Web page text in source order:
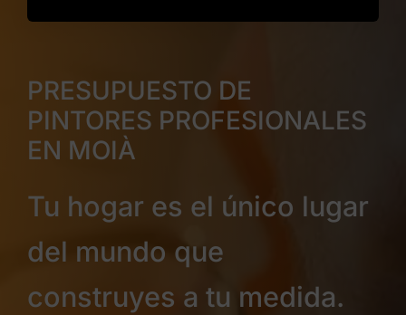
PRESUPUESTO DE
PINTORES PROFESIONALES
EN MOIÀ
Tu hogar es el único lugar
del mundo que
construyes a tu medida.